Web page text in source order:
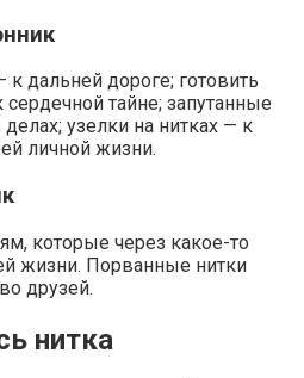
к дальней дороге; готовить
тайне; запутанные
узелки на нитках — к
личной жизни.
которые через какое-то
жизни. Порванные нитки
друзей.
нитка